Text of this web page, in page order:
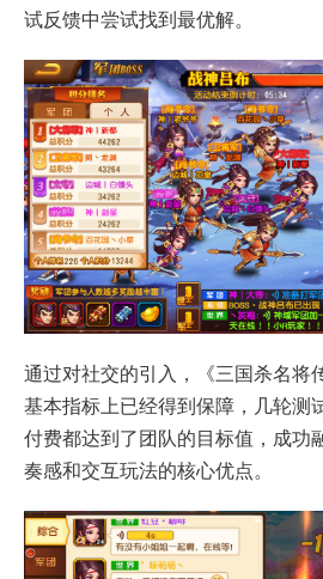
试反馈中尝试找到最优解。
通过对社交的引入，《三国杀名将
基本指标上已经得到保障，几轮测
付费都达到了团队的目标值，成功
奏感和交互玩法的核心优点。